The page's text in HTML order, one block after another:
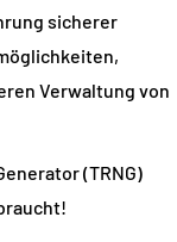
sicherer
Verwaltung von
(TRNG)